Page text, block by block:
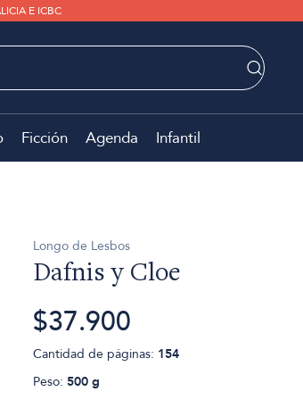
E ICBC
Ficción Agenda Infantil
Longo de Lesbos
Dafnis y Cloe
$37.900
Cantidad de páginas: 154
Peso: 500 g